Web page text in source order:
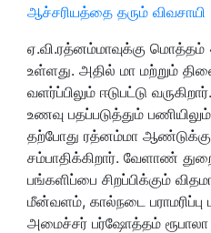
ஆச்சரியத்தை தரும் விவசாயி
ஏ.வி.ரத்னம்மாவுக்கு மொத்தம்
உள்ளது. அதில் மா மற்றும் தினை
வளர்ப்பிலும் ஈடுபட்டு
உணவு பதப்படுத்தும் பணியிலும்
தற்போது ரத்னம்மா ஆண்டுக்கு
சம்பாதிக்கிறார். வேளாண்
பங்களிப்பை சிறப்பிக்கும்
மீன்வளம், கால்நடை
அமைச்சர் பர்ஷோத்தம்